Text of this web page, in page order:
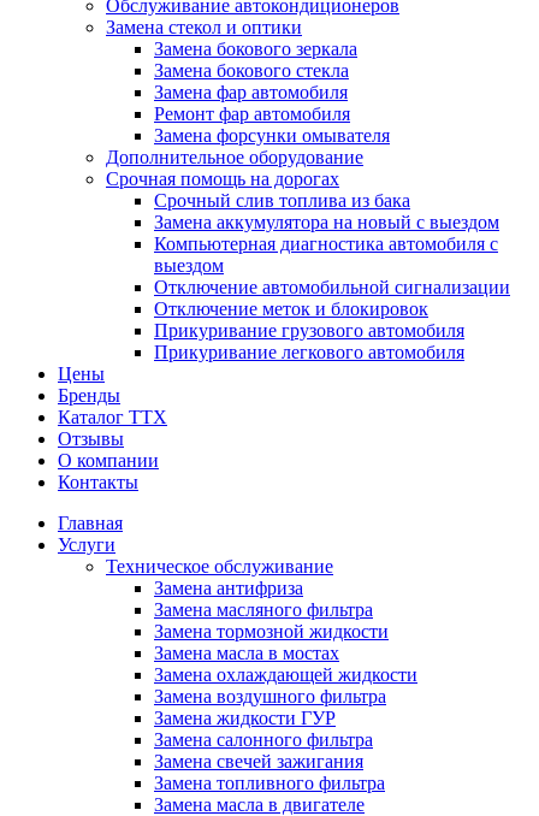
Обслуживание автокондиционеров
Замена стекол и оптики
Замена бокового зеркала
Замена бокового стекла
Замена фар автомобиля
Ремонт фар автомобиля
Замена форсунки омывателя
Дополнительное оборудование
Срочная помощь на дорогах
Срочный слив топлива из бака
Замена аккумулятора на новый с выездом
Компьютерная диагностика автомобиля с
выездом
Отключение автомобильной сигнализации
Отключение меток и блокировок
Прикуривание грузового автомобиля
Прикуривание легкового автомобиля
Цены
Бренды
Каталог ТТХ
Отзывы
О компании
Контакты
Главная
Услуги
Техническое обслуживание
Замена антифриза
Замена масляного фильтра
Замена тормозной жидкости
Замена масла в мостах
Замена охлаждающей жидкости
Замена воздушного фильтра
Замена жидкости ГУР
Замена салонного фильтра
Замена свечей зажигания
Замена топливного фильтра
Замена масла в двигателе